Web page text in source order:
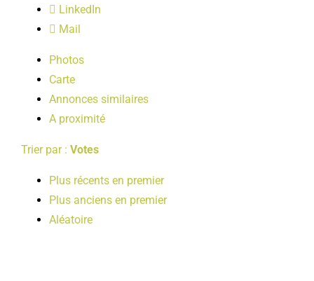
LinkedIn
Mail
Photos
Carte
Annonces similaires
A proximité
Trier par : Votes
Plus récents en premier
Plus anciens en premier
Aléatoire